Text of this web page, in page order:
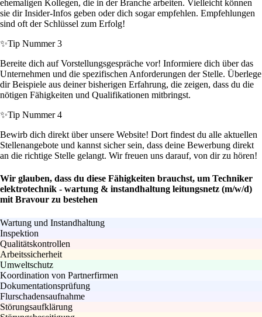
ehemaligen Kollegen, die in der Branche arbeiten. Vielleicht können
sie dir Insider-Infos geben oder dich sogar empfehlen. Empfehlungen
sind oft der Schlüssel zum Erfolg!
✨Tip Nummer 3
Bereite dich auf Vorstellungsgespräche vor! Informiere dich über das
Unternehmen und die spezifischen Anforderungen der Stelle. Überlege
dir Beispiele aus deiner bisherigen Erfahrung, die zeigen, dass du die
nötigen Fähigkeiten und Qualifikationen mitbringst.
✨Tip Nummer 4
Bewirb dich direkt über unsere Website! Dort findest du alle aktuellen
Stellenangebote und kannst sicher sein, dass deine Bewerbung direkt
an die richtige Stelle gelangt. Wir freuen uns darauf, von dir zu hören!
Wir glauben, dass du diese Fähigkeiten brauchst, um Techniker
elektrotechnik - wartung & instandhaltung leitungsnetz (m/w/d)
mit Bravour zu bestehen
Wartung und Instandhaltung
Inspektion
Qualitätskontrollen
Arbeitssicherheit
Umweltschutz
Koordination von Partnerfirmen
Dokumentationsprüfung
Flurschadensaufnahme
Störungsaufklärung